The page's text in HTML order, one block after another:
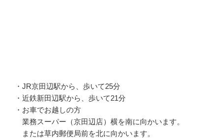
・JR京田辺駅から、歩いて25分
・近鉄新田辺駅から、歩いて21分
・お車でお越しの方
業務スーパー（京田辺店）横を南に向かいます。
または草内郵便局前を北に向かいます。